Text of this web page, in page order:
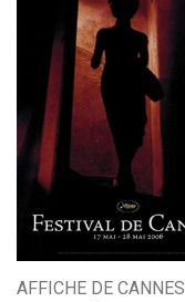
AFFICHE DE CANNES